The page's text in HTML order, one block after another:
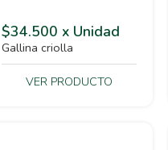
$34.500 x Unidad
Gallina criolla
VER PRODUCTO